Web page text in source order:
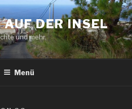
AUF DER INSEL
und mehr.
Menü